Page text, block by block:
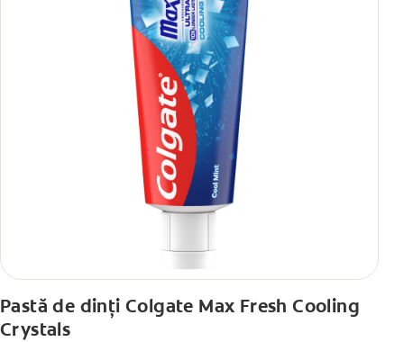
Pastă de dinți Colgate Max Fresh Cooling
Crystals